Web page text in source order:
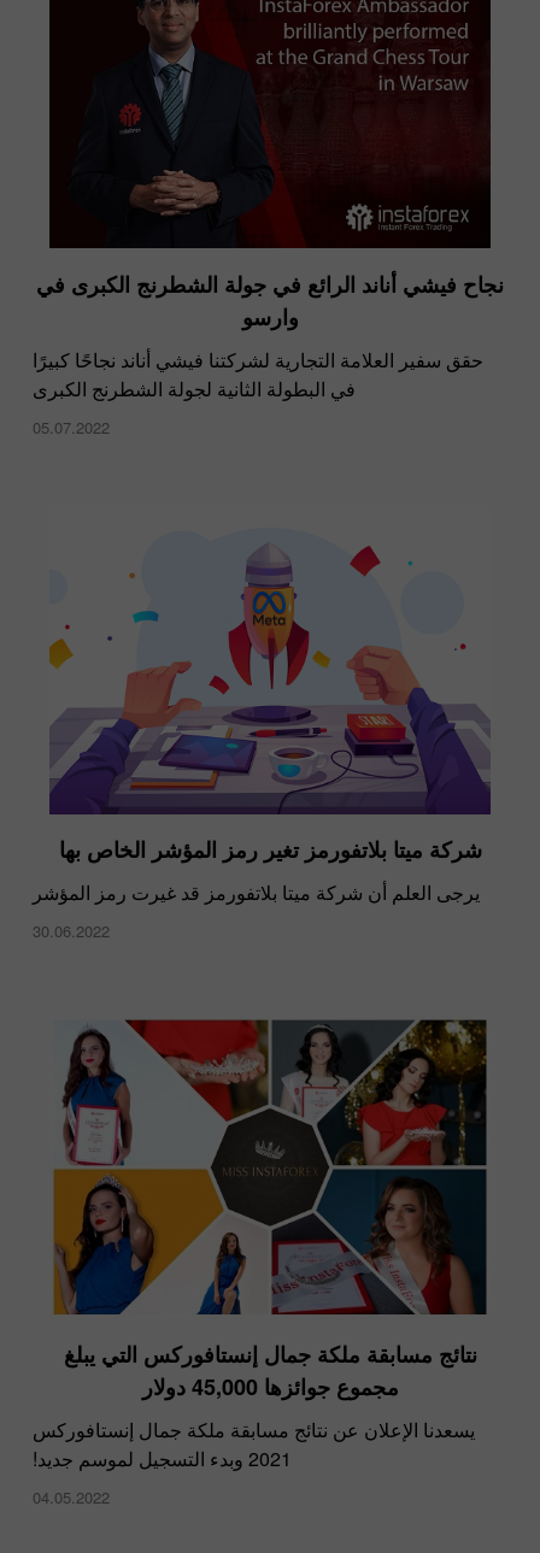
نجاح فيشي أناند الرائع في جولة الشطرنج الكبرى في
وارسو
حقق سفير العلامة التجارية لشركتنا فيشي أناند نجاحًا كبيرًا
في البطولة الثانية لجولة الشطرنج الكبرى
05.07.2022
شركة ميتا بلاتفورمز تغير رمز المؤشر الخاص بها
يرجى العلم أن شركة ميتا بلاتفورمز قد غيرت رمز المؤشر
30.06.2022
نتائج مسابقة ملكة جمال إنستافوركس التي يبلغ
مجموع جوائزها 45,000 دولار
يسعدنا الإعلان عن نتائج مسابقة ملكة جمال إنستافوركس
2021 وبدء التسجيل لموسم جديد!
04.05.2022